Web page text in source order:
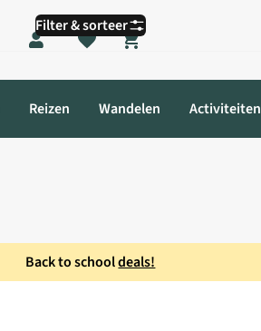
Shopping cart
Reizen Wandelen Activiteiten
Back to schooldeals!
Filter & sorteer